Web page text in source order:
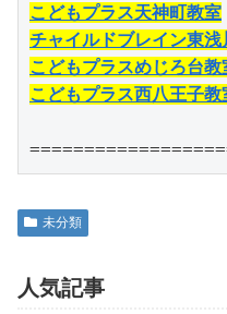
こどもプラス天神町教室
チャイルドブレイン東浅
こどもプラスめじろ台教
こどもプラス西八王子教
未分類
人気記事